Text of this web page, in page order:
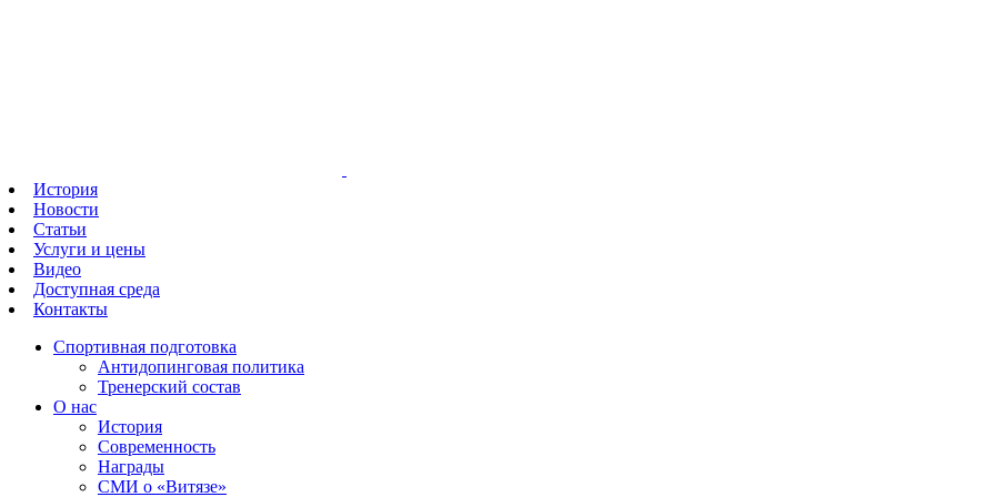
История
Новости
Статьи
Услуги и цены
Видео
Доступная среда
Контакты
Спортивная подготовка
Антидопинговая политика
Тренерский состав
О нас
История
Современность
Награды
СМИ о «Витязе»